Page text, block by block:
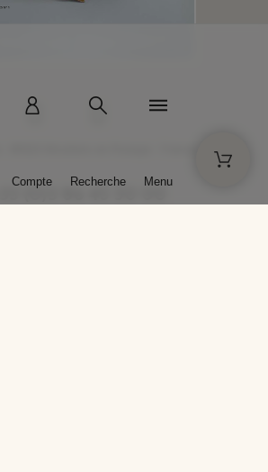
+33 (0)3 86 45 50 00
Compte Recherche Menu